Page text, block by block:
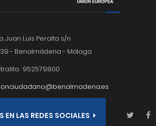
Juan Luis Peralta s/n
- Benalmádena - Málaga
: 952579800
EN LAS REDES SOCIALES